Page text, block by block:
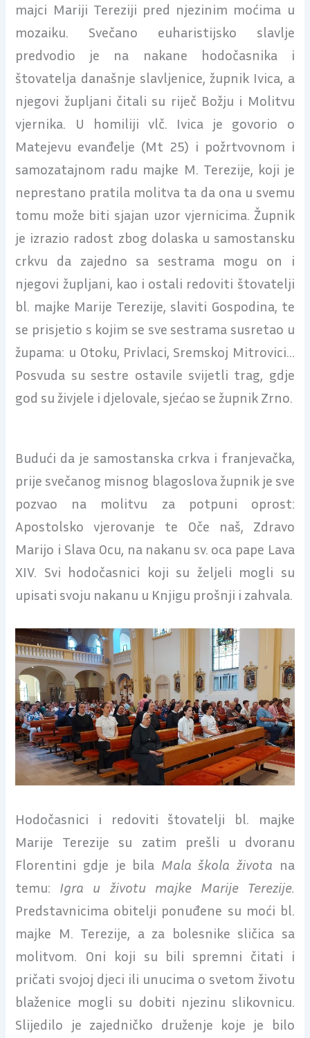
majci Mariji Tereziji pred njezinim moćima u
mozaiku. Svečano euharistijsko slavlje
predvodio je na nakane hodočasnika i
štovatelja današnje slavljenice, župnik Ivica, a
njegovi župljani čitali su riječ Božju i Molitvu
vjernika. U homiliji vlč. Ivica je govorio o
Matejevu evanđelje (Mt 25) i požrtvovnom i
samozatajnom radu majke M. Terezije, koji je
neprestano pratila molitva ta da ona u svemu
tomu može biti sjajan uzor vjernicima. Župnik
je izrazio radost zbog dolaska u samostansku
crkvu da zajedno sa sestrama mogu on i
njegovi župljani, kao i ostali redoviti štovatelji
bl. majke Marije Terezije, slaviti Gospodina, te
se prisjetio s kojim se sve sestrama susretao u
župama: u Otoku, Privlaci, Sremskoj Mitrovici…
Posvuda su sestre ostavile svijetli trag, gdje
god su živjele i djelovale, sjećao se župnik Zrno.
Budući da je samostanska crkva i franjevačka,
prije svečanog misnog blagoslova župnik je sve
pozvao na molitvu za potpuni oprost:
Apostolsko vjerovanje te Oče naš, Zdravo
Marijo i Slava Ocu, na nakanu sv. oca pape Lava
XIV. Svi hodočasnici koji su željeli mogli su
upisati svoju nakanu u Knjigu prošnji i zahvala.
Hodočasnici i redoviti štovatelji bl. majke
Marije Terezije su zatim prešli u dvoranu
Florentini gdje je bila Mala škola života na
temu: Igra u životu majke Marije Terezije.
Predstavnicima obitelji ponuđene su moći bl.
majke M. Terezije, a za bolesnike sličica sa
molitvom. Oni koji su bili spremni čitati i
pričati svojoj djeci ili unucima o svetom životu
blaženice mogli su dobiti njezinu slikovnicu.
Slijedilo je zajedničko druženje koje je bilo